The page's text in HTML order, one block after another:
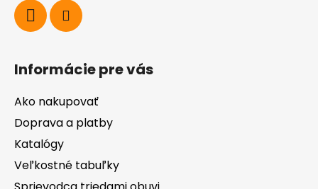
Informácie pre vás
Ako nakupovať
Doprava a platby
Katalógy
Veľkostné tabuľky